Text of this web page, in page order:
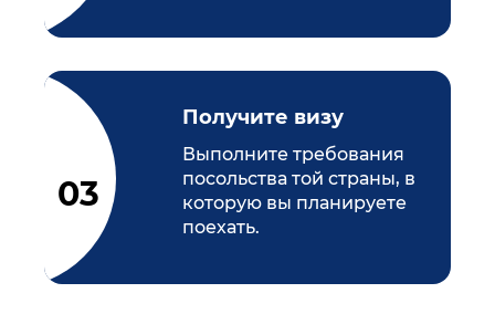
Получите визу
Выполните требования
посольства той страны, в
которую вы планируете
поехать.